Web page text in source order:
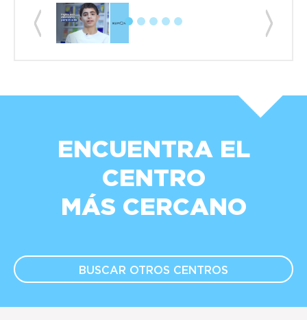
Previous Next
ENCUENTRA EL
CENTRO
MÁS CERCANO
BUSCAR OTROS CENTROS